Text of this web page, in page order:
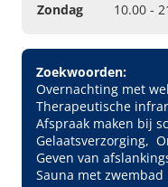
Zondag
10.00 -
Zoekwoorden:
Overnachting met
Therapeutische
Afspraak maken bij
Gelaatsverzorging
Geven van
Sauna met zwembad